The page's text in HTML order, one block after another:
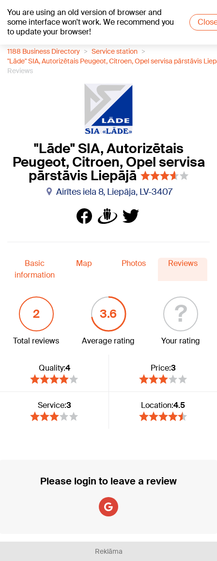
You are using an old version of browser and
some interface won't work. We recommend you
to update your browser!
+24°C
1188 Business Directory
Service station
"Lāde" SIA, Autorizētais Peugeot, Citroen, Opel servisa pārstāvis
Reviews
"Lāde" SIA, Autorizētais
Peugeot, Citroen, Opel servisa
pārstāvis Liepājā
Airītes iela 8, Liepāja, LV-3407
Basic
information
Map Photos Reviews
2
Total reviews
3.6
Average rating
?
Your rating
Quality:4 Price:3
Service:3 Location:4.5
Please login to leave a review
Reklāma